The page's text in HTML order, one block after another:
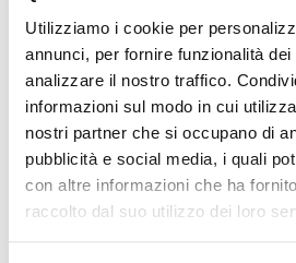
Utilizziamo i cookie per
annunci, per fornire funzionalità
analizzare il nostro traffico.
informazioni sul modo in cui
nostri partner che si occupano di
pubblicità e social media, i quali
con altre informazioni che ha
raccolto dal suo utilizzo dei loro
forti efflorescenze e sub
porzioni dei basamenti che in
INFORMAZIONI SULLA
APERTURA
Monumento sempre aperto al